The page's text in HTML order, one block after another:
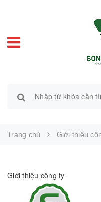
Trang chủ Giới thiệu
Giới thiệu công ty